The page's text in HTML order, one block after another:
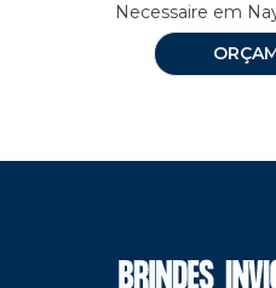
Necessaire em